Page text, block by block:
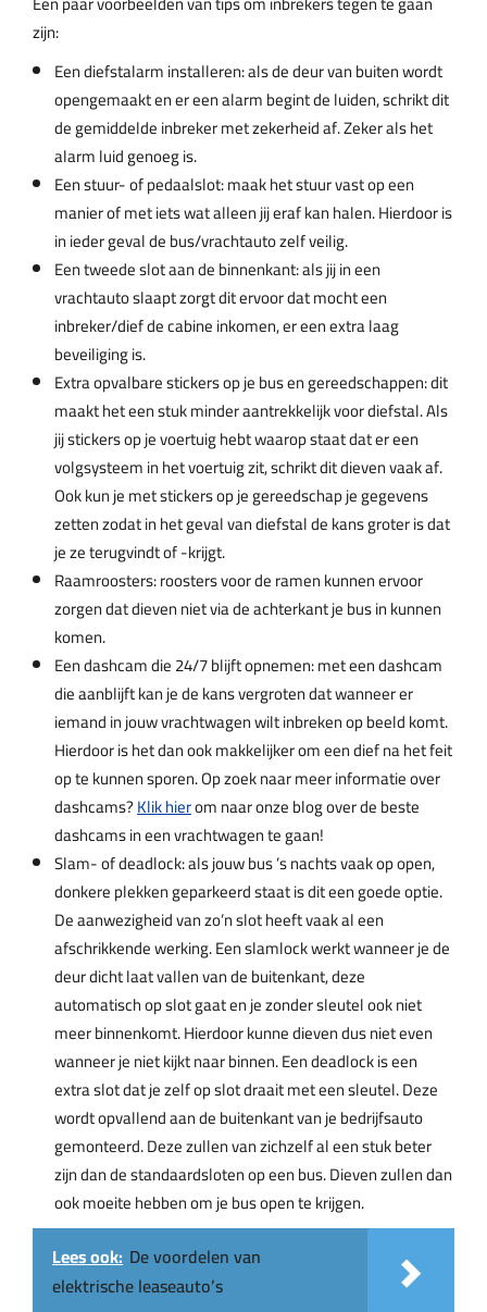
zijn:
Een diefstalarm installeren: als de deur van buiten wordt
opengemaakt en er een alarm begint de luiden, schrikt dit
de gemiddelde inbreker met zekerheid af. Zeker als het
alarm luid genoeg is.
Een stuur- of pedaalslot: maak het stuur vast op een
manier of met iets wat alleen jij eraf kan halen. Hierdoor is
in ieder geval de bus/vrachtauto zelf veilig.
Een tweede slot aan de binnenkant: als jij in een
vrachtauto slaapt zorgt dit ervoor dat mocht een
inbreker/dief de cabine inkomen, er een extra laag
beveiliging is.
Extra opvalbare stickers op je bus en gereedschappen: dit
maakt het een stuk minder aantrekkelijk voor diefstal. Als
jij stickers op je voertuig hebt waarop staat dat er een
volgsysteem in het voertuig zit, schrikt dit dieven vaak af.
Ook kun je met stickers op je gereedschap je gegevens
zetten zodat in het geval van diefstal de kans groter is dat
je ze terugvindt of -krijgt.
Raamroosters: roosters voor de ramen kunnen ervoor
zorgen dat dieven niet via de achterkant je bus in kunnen
komen.
Een dashcam die 24/7 blijft opnemen: met een dashcam
die aanblijft kan je de kans vergroten dat wanneer er
iemand in jouw vrachtwagen wilt inbreken op beeld komt.
Hierdoor is het dan ook makkelijker om een dief na het feit
op te kunnen sporen. Op zoek naar meer informatie over
dashcams?Klik hierom naar onze blog over de beste
dashcams in een vrachtwagen te gaan!
Slam- of deadlock: als jouw bus ’s nachts vaak op open,
donkere plekken geparkeerd staat is dit een goede optie.
De aanwezigheid van zo’n slot heeft vaak al een
afschrikkende werking. Een slamlock werkt wanneer je de
deur dicht laat vallen van de buitenkant, deze
automatisch op slot gaat en je zonder sleutel ook niet
meer binnenkomt. Hierdoor kunne dieven dus niet even
wanneer je niet kijkt naar binnen. Een deadlock is een
extra slot dat je zelf op slot draait met een sleutel. Deze
wordt opvallend aan de buitenkant van je bedrijfsauto
gemonteerd. Deze zullen van zichzelf al een stuk beter
zijn dan de standaardsloten op een bus. Dieven zullen dan
ook moeite hebben om je bus open te krijgen.
Lees ook: De voordelen van
elektrische leaseauto’s